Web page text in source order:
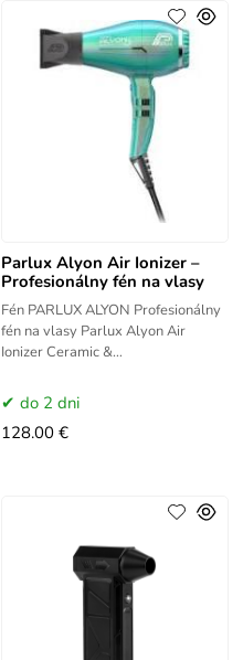
Parlux Alyon Air Ionizer –
Profesionálny fén na vlasy
Fén PARLUX ALYON Profesionálny
fén na vlasy Parlux Alyon Air
Ionizer Ceramic &
Parlux Alyon Air Ionizer Tech s
novým
do 2 dni
128.00 €